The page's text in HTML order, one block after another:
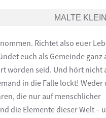
MALTE
Richtet also euer
euch als Gemeinde ganz
worden seid. Und hört nicht
in die Falle lockt! Weder
die nur auf menschlicher
die Elemente dieser Welt –